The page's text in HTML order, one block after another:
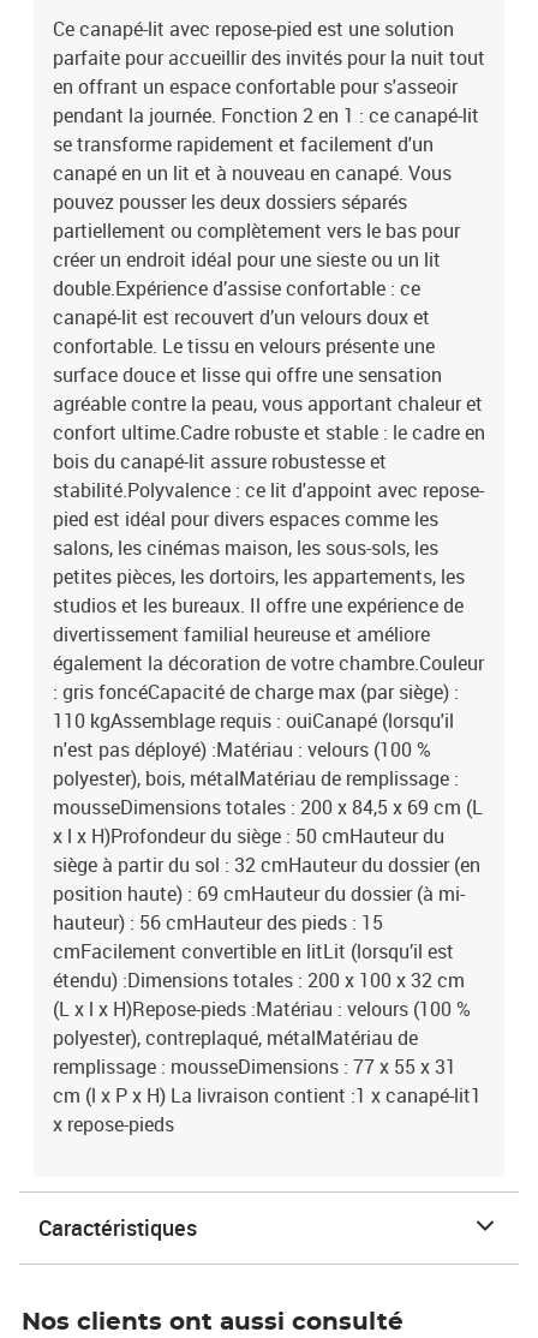
pour divers espaces comme les salons, les cinémas maison, les
sous-sols, les petites pièces, les dortoirs, les appartements, les
studios et les bureaux. Il offre une expérience de divertissement
familial heureuse et améliore également la décoration de votre
chambre.Couleur : gris foncéCapacité de charge max (par siège) :
110 kgAssemblage requis : ouiCanapé (lorsqu'il n'est pas déployé)
:Matériau : velours (100 % polyester), bois, métalMatériau de
remplissage : mousseDimensions totales : 200 x 84,5 x 69 cm (L x l
x H)Profondeur du siège : 50 cmHauteur du siège à partir du sol :
32 cmHauteur du dossier (en position haute) : 69 cmHauteur du
dossier (à mi-hauteur) : 56 cmHauteur des pieds : 15
cmFacilement convertible en litLit (lorsqu’il est étendu)
:Dimensions totales : 200 x 100 x 32 cm (L x l x H)Repose-pieds
:Matériau : velours (100 % polyester), contreplaqué, métalMatériau
de remplissage : mousseDimensions : 77 x 55 x 31 cm (l x P x H) La
livraison contient :1 x canapé-lit1 x repose-pieds
Ce canapé-lit avec repose-pied est une solution
parfaite pour accueillir des invités pour la nuit tout
en offrant un espace confortable pour s'asseoir
pendant la journée. Fonction 2 en 1 : ce canapé-lit
se transforme rapidement et facilement d'un
canapé en un lit et à nouveau en canapé. Vous
pouvez pousser les deux dossiers séparés
partiellement ou complètement vers le bas pour
créer un endroit idéal pour une sieste ou un lit
double.Expérience d’assise confortable : ce
canapé-lit est recouvert d’un velours doux et
confortable. Le tissu en velours présente une
surface douce et lisse qui offre une sensation
agréable contre la peau, vous apportant chaleur et
confort ultime.Cadre robuste et stable : le cadre en
bois du canapé-lit assure robustesse et
stabilité.Polyvalence : ce lit d'appoint avec repose-
pied est idéal pour divers espaces comme les
salons, les cinémas maison, les sous-sols, les
petites pièces, les dortoirs, les appartements, les
studios et les bureaux. Il offre une expérience de
divertissement familial heureuse et améliore
également la décoration de votre chambre.Couleur
: gris foncéCapacité de charge max (par siège) :
110 kgAssemblage requis : ouiCanapé (lorsqu'il
n'est pas déployé) :Matériau : velours (100 %
polyester), bois, métalMatériau de remplissage :
mousseDimensions totales : 200 x 84,5 x 69 cm (L
x l x H)Profondeur du siège : 50 cmHauteur du
siège à partir du sol : 32 cmHauteur du dossier (en
position haute) : 69 cmHauteur du dossier (à mi-
hauteur) : 56 cmHauteur des pieds : 15
cmFacilement convertible en litLit (lorsqu’il est
étendu) :Dimensions totales : 200 x 100 x 32 cm
(L x l x H)Repose-pieds :Matériau : velours (100 %
polyester), contreplaqué, métalMatériau de
remplissage : mousseDimensions : 77 x 55 x 31
cm (l x P x H) La livraison contient :1 x canapé-lit1
x repose-pieds
Caractéristiques
Nos clients ont aussi consulté